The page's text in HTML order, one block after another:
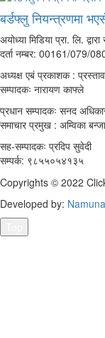
बर्डफ्लु नियन्त्रणमा
अयोध्या मिडिया प्रा. लि.
दर्ता नम्बर: 00161/079/
अध्यक्ष एबं प्रकाशक :
सम्पादकः नारायण काफ्ले
प्रधान सम्पादकः सनद
समाचार प्रमुख : अम्विका
सह-सम्पादकः प्रदिप सुवेदी
सम्पर्क: ९८५५०५४१३५
Copyrights © 2022
Developed by: